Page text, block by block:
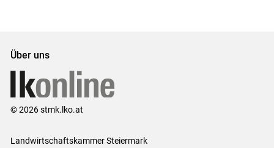
Über uns
© 2026 stmk.lko.at
Landwirtschaftskammer Steiermark